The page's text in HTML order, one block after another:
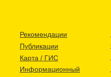
Рекомендации
Публикации
Карта / ГИС
Информационный